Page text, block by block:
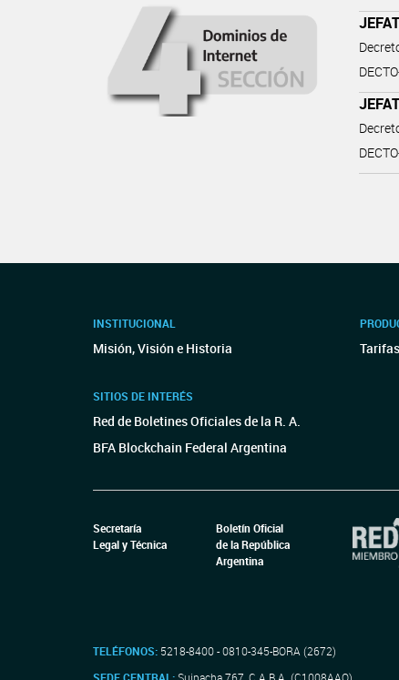
INSTITUCIONAL
Misión, Visión e Historia
SITIOS DE INTERÉS
Red de Boletines Oficiales de la R. A.
BFA Blockchain Federal Argentina
Secretaría
Legal y Técnica
Boletín Oficial
de la República
Argentina
TELÉFONOS: 5218-8400 - 0810-345-BORA (2672)